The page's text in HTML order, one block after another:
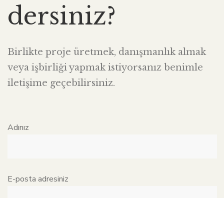
dersiniz?
Birlikte proje üretmek, danışmanlık almak
veya işbirliği yapmak istiyorsanız benimle
iletişime geçebilirsiniz.
Adınız
E-posta adresiniz